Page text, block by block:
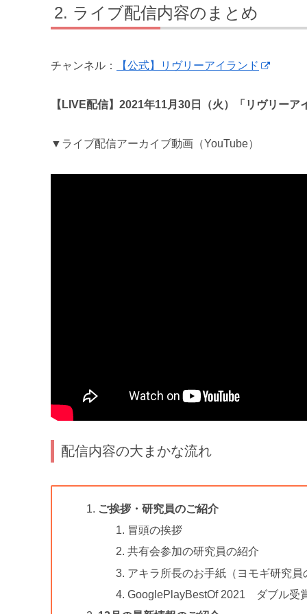
ライブ配信内容のまとめ
チャンネル： 【公式】リヴリーアイランド
【LIVE配信】2021年11月30日（火）「リヴリーア
▼ライブ配信アーカイブ動画（YouTube）
配信内容の大まかな流れ
ご挨拶・研究員のご紹介
冒頭の挨拶
共有会参加の研究員の紹介
アキラ所長のお手紙（ヨモギ研究員
GooglePlayBestOf 2021 ダブル受